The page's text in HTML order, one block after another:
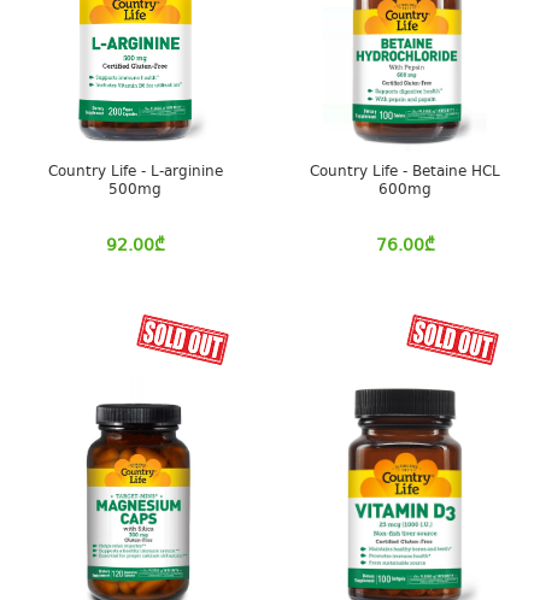
Country Life - L-arginine
500mg
92.00₾
Country Life - Betaine HCL
600mg
76.00₾